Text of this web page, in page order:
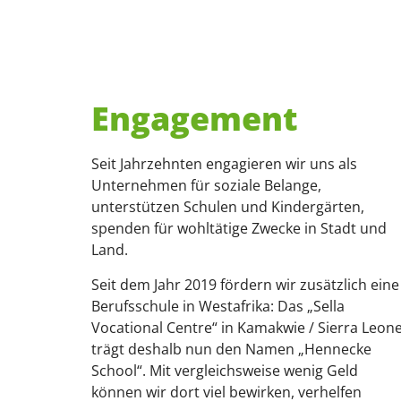
Engagement
Seit Jahrzehnten engagieren wir uns als
Unternehmen für soziale Belange,
unterstützen Schulen und Kindergärten,
spenden für wohltätige Zwecke in Stadt und
Land.
Seit dem Jahr 2019 fördern wir zusätzlich eine
Berufsschule in Westafrika: Das „Sella
Vocational Centre“ in Kamakwie / Sierra
trägt deshalb nun den Namen „Hennecke
School“. Mit vergleichsweise wenig Geld
können wir dort viel bewirken, verhelfen